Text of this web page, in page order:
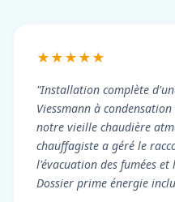
★★★★★
"Installation complète
Viessmann à
notre vieille chaudière
chauffagiste a géré le
l'évacuation des fumées et
Dossier prime énergie